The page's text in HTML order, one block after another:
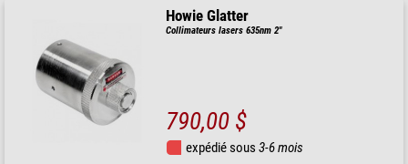
Howie Glatter
Collimateurs lasers 635nm 2"
790,00 $
expédié sous3-6 mois